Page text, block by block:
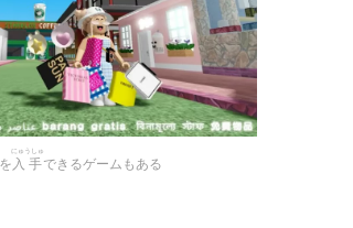
入手
にゅうしゅ
できるゲームもある